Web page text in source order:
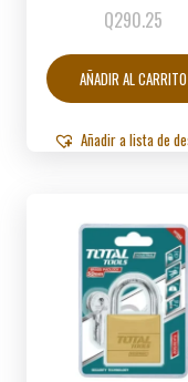
Q290.25
AÑADIR AL CARRITO
Añadir a lista de